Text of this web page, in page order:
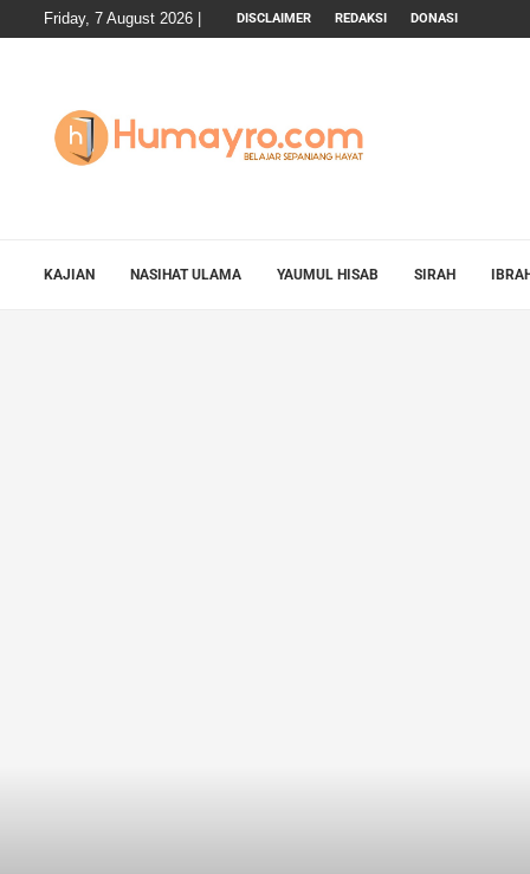
Friday, 7 August 2026 | DISCLAIMER REDAKSI DONASI
KAJIAN NASIHAT ULAMA YAUMUL HISAB SIRAH